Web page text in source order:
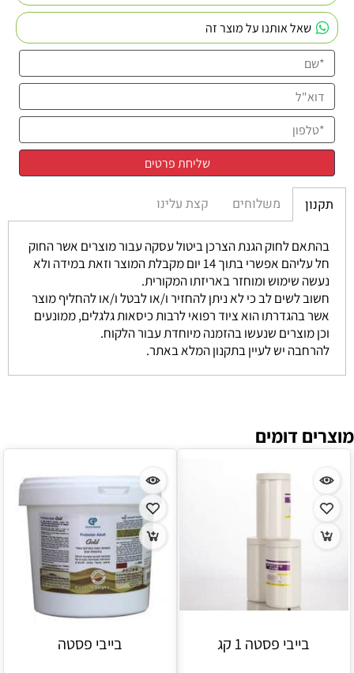
שאל אותנו על מוצר זה
תקנון משלוחים קצת עלינו
בהתאם לחוק הגנת הצרכן ביטול עסקה עבור מוצרים אשר החוק
חל עליהם אפשרי בתוך 14 יום מקבלת המוצר וזאת במידה ולא
נעשה שימוש ומוחזר באריזתו המקורית.
חשוב לשים לב כי לא ניתן להחזיר ו/או לבטל ו/או להחליף מוצר
אשר בהגדרתו הוא ציוד רפואי לרבות כיסאות גלגלים, ממונעים
וכן מוצרים שנעשו בהזמנה מיוחדת עבור הלקוח.
להרחבה יש לעיין בתקנון המלא באתר.
מוצרים דומים
בייבי פסטה 1 קג בייבי פסטה